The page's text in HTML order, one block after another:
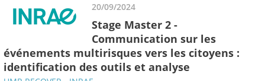
20/09/2024
Stage Master 2 -
Communication sur les
événements multirisques vers les citoyens :
identification des outils et analyse